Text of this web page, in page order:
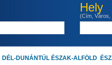
Hely
(Cím,
DÉL-DUNÁNTÚL ÉSZAK-ALFÖLD